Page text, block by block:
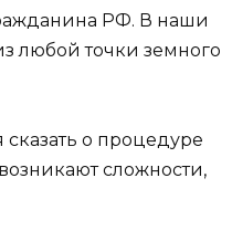
РФ. В наши
любой точки земного
о процедуре
сложности,